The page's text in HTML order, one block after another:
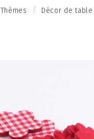
Thèmes Décor de